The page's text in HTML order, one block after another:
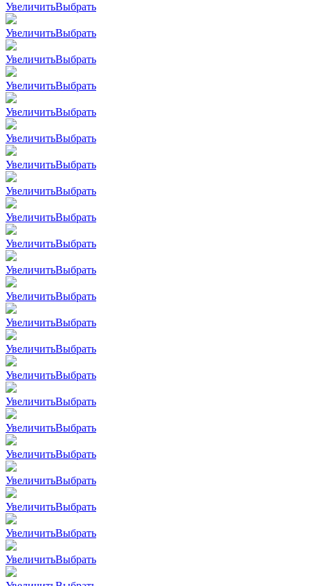
УвеличитьВыбрать
УвеличитьВыбрать
УвеличитьВыбрать
УвеличитьВыбрать
УвеличитьВыбрать
УвеличитьВыбрать
УвеличитьВыбрать
УвеличитьВыбрать
УвеличитьВыбрать
УвеличитьВыбрать
УвеличитьВыбрать
УвеличитьВыбрать
УвеличитьВыбрать
УвеличитьВыбрать
УвеличитьВыбрать
УвеличитьВыбрать
УвеличитьВыбрать
УвеличитьВыбрать
УвеличитьВыбрать
УвеличитьВыбрать
УвеличитьВыбрать
УвеличитьВыбрать